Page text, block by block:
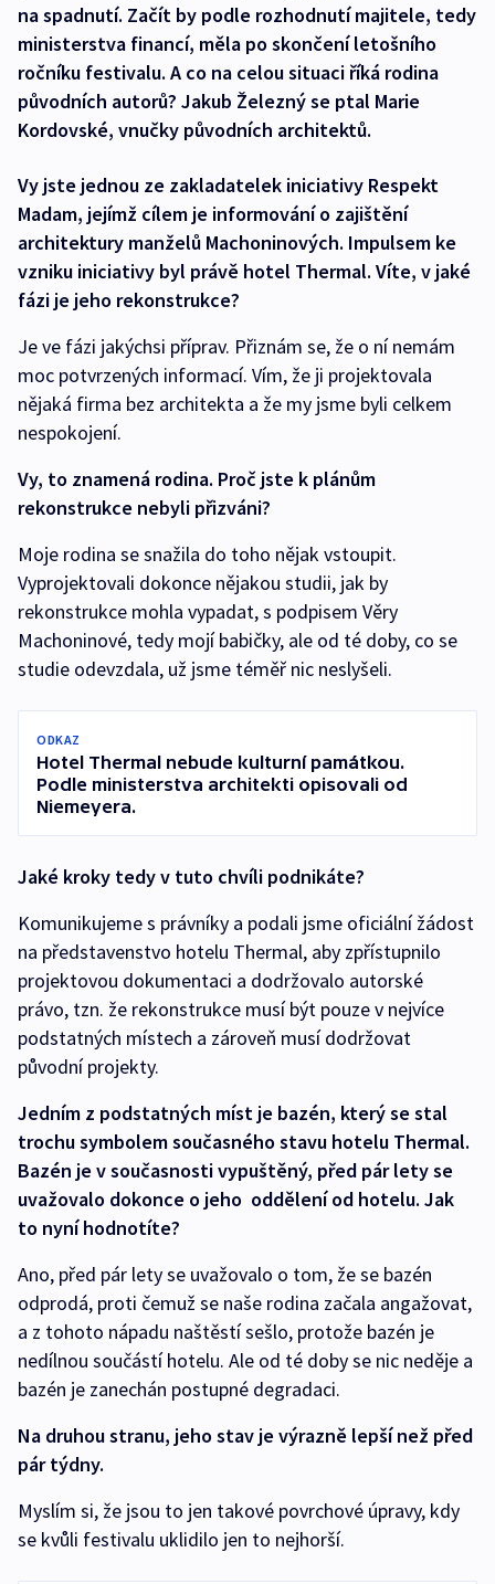
na spadnutí. Začít by podle rozhodnutí majitele, tedy
ministerstva financí, měla po skončení letošního
ročníku festivalu. A co na celou situaci říká rodina
původních autorů? Jakub Železný se ptal Marie
Kordovské, vnučky původních architektů.
Vy jste jednou ze zakladatelek iniciativy Respekt
Madam, jejímž cílem je informování o zajištění
architektury manželů Machoninových. Impulsem ke
vzniku iniciativy byl právě hotel Thermal. Víte, v jaké
fázi je jeho rekonstrukce?
Je ve fázi jakýchsi příprav. Přiznám se, že o ní nemám
moc potvrzených informací. Vím, že ji projektovala
nějaká firma bez architekta a že my jsme byli celkem
nespokojení.
Vy, to znamená rodina. Proč jste k plánům
rekonstrukce nebyli přizváni?
Moje rodina se snažila do toho nějak vstoupit.
Vyprojektovali dokonce nějakou studii, jak by
rekonstrukce mohla vypadat, s podpisem Věry
Machoninové, tedy mojí babičky, ale od té doby, co se
studie odevzdala, už jsme téměř nic neslyšeli.
ODKAZ
Hotel Thermal nebude kulturní památkou.
Podle ministerstva architekti opisovali od
Niemeyera.
Jaké kroky tedy v tuto chvíli podnikáte?
Komunikujeme s právníky a podali jsme oficiální žádost
na představenstvo hotelu Thermal, aby zpřístupnilo
projektovou dokumentaci a dodržovalo autorské
právo, tzn. že rekonstrukce musí být pouze v nejvíce
podstatných místech a zároveň musí dodržovat
původní projekty.
Jedním z podstatných míst je bazén, který se stal
trochu symbolem současného stavu hotelu Thermal.
Bazén je v současnosti vypuštěný, před pár lety se
uvažovalo dokonce o jeho oddělení od hotelu. Jak
to nyní hodnotíte?
Ano, před pár lety se uvažovalo o tom, že se bazén
odprodá, proti čemuž se naše rodina začala angažovat,
a z tohoto nápadu naštěstí sešlo, protože bazén je
nedílnou součástí hotelu. Ale od té doby se nic neděje a
bazén je zanechán postupné degradaci.
Na druhou stranu, jeho stav je výrazně lepší než před
pár týdny.
Myslím si, že jsou to jen takové povrchové úpravy, kdy
se kvůli festivalu uklidilo jen to nejhorší.